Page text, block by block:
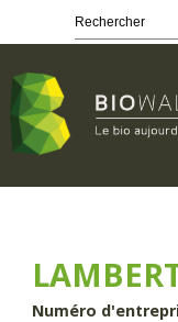
principal
Numéro